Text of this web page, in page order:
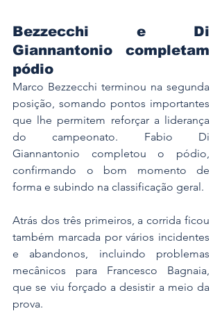
Bezzecchi e Di
Giannantonio completam
pódio
Marco Bezzecchi terminou na segunda
posição, somando pontos importantes
que lhe permitem reforçar a liderança
do campeonato. Fabio Di
Giannantonio completou o pódio,
confirmando o bom momento de
forma e subindo na classificação geral.
Atrás dos três primeiros, a corrida ficou
também marcada por vários incidentes
e abandonos, incluindo problemas
mecânicos para Francesco Bagnaia,
que se viu forçado a desistir a meio da
prova.